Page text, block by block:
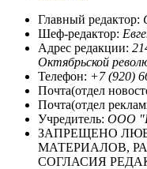
Главный редактор:
Шеф-редактор:
Адрес редакции:
Октябрьской
Телефон: +7 (920)
Почта(отдел
Почта(отдел
Учредитель: ООО
ЗАПРЕЩЕНО
МАТЕРИАЛОВ,
СОГЛАСИЯ